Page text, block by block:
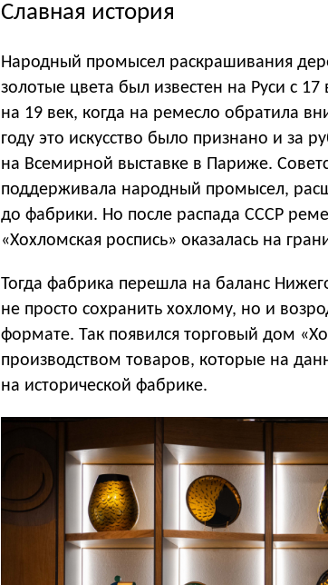
Славная история
Народный промысел раскрашивания
золотые цвета был известен на Руси с
на 19 век, когда на ремесло обратила
году это искусство было признано и за
на Всемирной выставке в Париже.
поддерживала народный промысел,
до фабрики. Но после распада СССР
«Хохломская роспись» оказалась на
Тогда фабрика перешла на баланс
не просто сохранить хохлому, но и
формате. Так появился торговый дом
производством товаров, которые на
на исторической фабрике.